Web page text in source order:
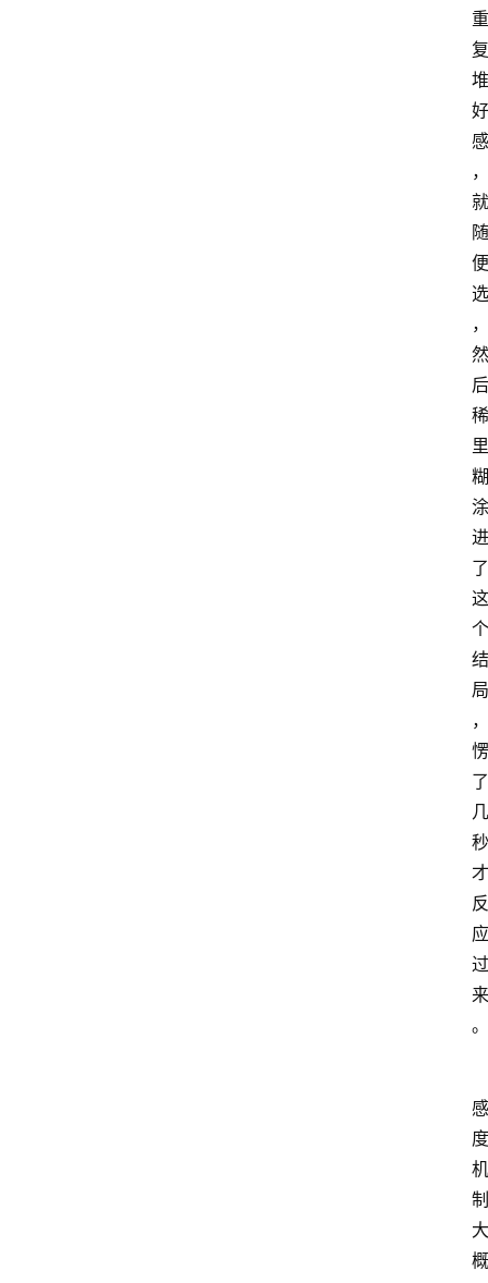
重
复
堆
好
感
，
就
随
便
选
，
然
后
稀
里
糊
涂
进
了
这
个
结
局
，
愣
了
几
秒
才
反
应
过
来
。
感
度
机
制
大
概